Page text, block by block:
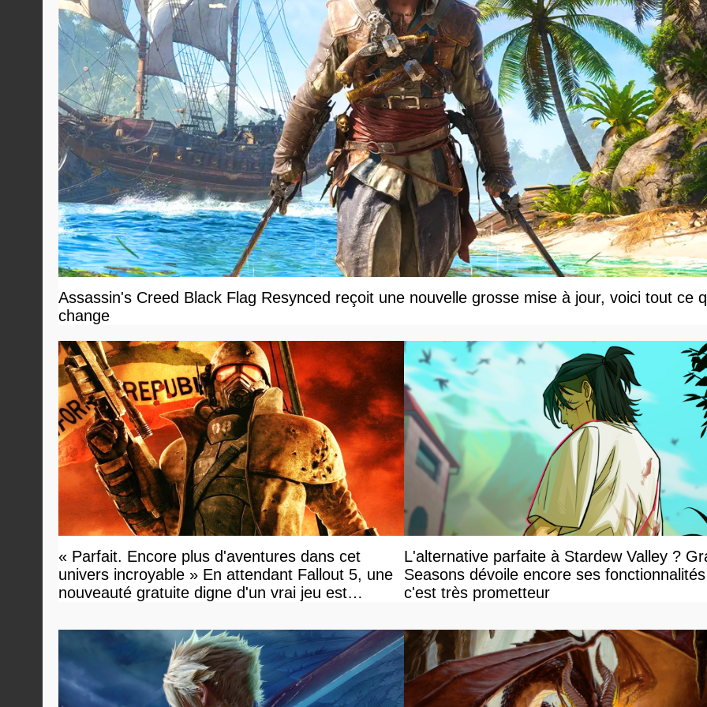
Assassin's Creed Black Flag Resynced reçoit une nouvelle grosse mise à jour, voici tout ce
change
« Parfait. Encore plus d'aventures dans cet
univers incroyable » En attendant Fallout 5, une
nouveauté gratuite digne d'un vrai jeu est
L'alternative parfaite à Stardew Valley ?
Seasons dévoile encore ses
c'est très prometteur